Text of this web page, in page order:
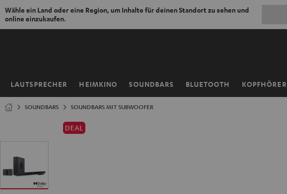
Wähle ein Land oder eine Region, um Inhalte für deinen Standort zu sehen und
online einzukaufen.
ZUM
LAUTSPRECHER HEIMKINO SOUNDBARS BLUETOOTH KOPFHÖRER
Startseite
SOUNDBARS SOUNDBARS MIT SUBWOOFER
DEAL